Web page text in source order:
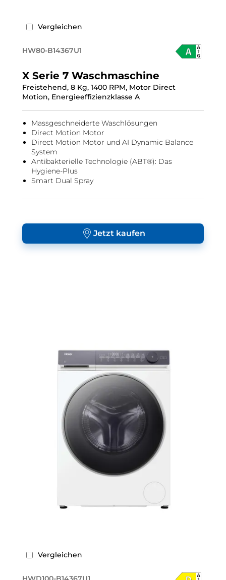
Vergleichen
HW80-B14367U1
X Serie 7 Waschmaschine
Freistehend, 8 Kg, 1400 RPM, Motor Direct
Motion, Energieeffizienzklasse A
Massgeschneiderte Waschlösungen
Direct Motion Motor
Direct Motion Motor und AI Dynamic Balance
System
Antibakterielle Technologie (ABT®): Das
Hygiene-Plus
Smart Dual Spray
Jetzt kaufen
Vergleichen